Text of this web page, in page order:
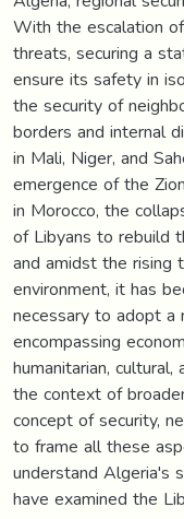
With the escalation
threats, securing a
ensure its safety in
the security of
borders and internal
in Mali, Niger, and
emergence of the
in Morocco, the
of Libyans to rebuild
and amidst the rising
environment, it has
necessary to adopt a
encompassing
humanitarian,
the context of
concept of security,
to frame all these
understand Algeria's
have examined the